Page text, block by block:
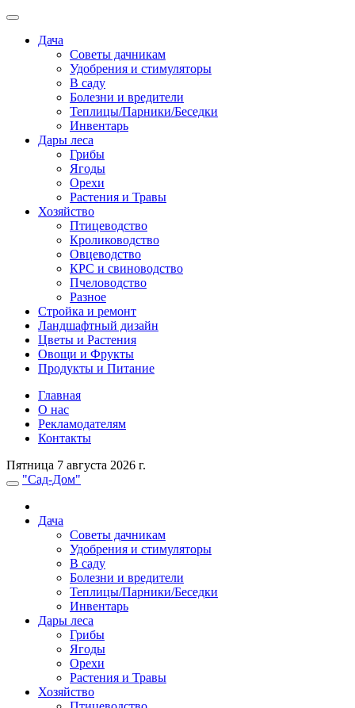
Дача
Советы дачникам
Удобрения и стимуляторы
В саду
Болезни и вредители
Теплицы/Парники/Беседки
Инвентарь
Дары леса
Грибы
Ягоды
Орехи
Растения и Травы
Хозяйство
Птицеводство
Кролиководство
Овцеводство
КРС и свиноводство
Пчеловодство
Разное
Стройка и ремонт
Ландшафтный дизайн
Цветы и Растения
Овощи и Фрукты
Продукты и Питание
Главная
О нас
Рекламодателям
Контакты
Пятница 7 августа 2026 г.
"Сад-Дом"
Дача
Советы дачникам
Удобрения и стимуляторы
В саду
Болезни и вредители
Теплицы/Парники/Беседки
Инвентарь
Дары леса
Грибы
Ягоды
Орехи
Растения и Травы
Хозяйство